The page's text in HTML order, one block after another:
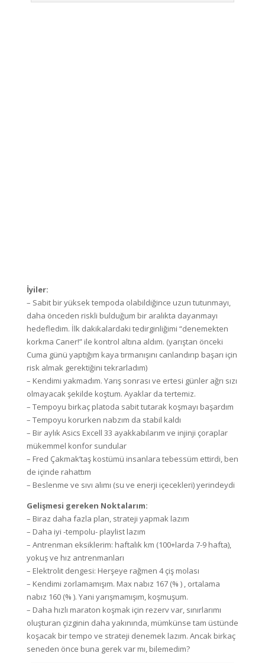
İyiler:
– Sabit bir yüksek tempoda olabildiğince uzun tutunmayı,
daha önceden riskli bulduğum bir aralıkta dayanmayı
hedefledim. İlk dakikalardaki tedirginliğimi “denemekten
korkma Caner!” ile kontrol altına aldım. (yarıştan önceki
Cuma günü yaptığım kaya tırmanışını canlandırıp başarı için
risk almak gerektiğini tekrarladım)
– Kendimi yakmadım. Yarış sonrası ve ertesi günler ağrı sızı
olmayacak şekilde koştum. Ayaklar da tertemiz.
– Tempoyu birkaç platoda sabit tutarak koşmayı başardım
– Tempoyu korurken nabzım da stabil kaldı
– Bir aylık Asics Excell 33 ayakkabılarım ve injinji çoraplar
mükemmel konfor sundular
– Fred Çakmak’taş kostümü insanlara tebessüm ettirdi, ben
de içinde rahattım
– Beslenme ve sıvı alımı (su ve enerji içecekleri) yerindeydi
Gelişmesi gereken Noktalarım:
– Biraz daha fazla plan, strateji yapmak lazım
– Daha iyi -tempolu- playlist lazım
– Antrenman eksiklerim: haftalık km (100+larda 7-9 hafta),
yokuş ve hız antrenmanları
– Elektrolit dengesi: Herşeye rağmen 4 çiş molası
– Kendimi zorlamamışım. Max nabız 167 (% ) , ortalama
nabız 160 (% ). Yani yarışmamışım, koşmuşum.
– Daha hızlı maraton koşmak için rezerv var, sınırlarımı
oluşturan çizginin daha yakınında, mümkünse tam üstünde
koşacak bir tempo ve strateji denemek lazım. Ancak birkaç
seneden önce buna gerek var mı, bilemedim?